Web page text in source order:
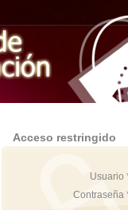
Acceso restringido
Usuario
Contraseña